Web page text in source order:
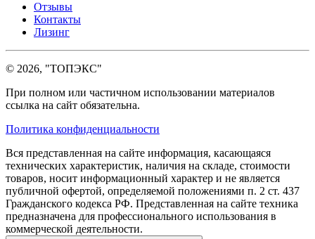
Отзывы
Контакты
Лизинг
© 2026, "ТОПЭКС"
При полном или частичном использовании материалов
ссылка на сайт обязательна.
Политика конфиденциальности
Вся представленная на сайте информация, касающаяся
технических характеристик, наличия на складе, стоимости
товаров, носит информационный характер и не является
публичной офертой, определяемой положениями п. 2 ст. 437
Гражданского кодекса РФ. Представленная на сайте техника
предназначена для профессионального использования в
коммерческой деятельности.